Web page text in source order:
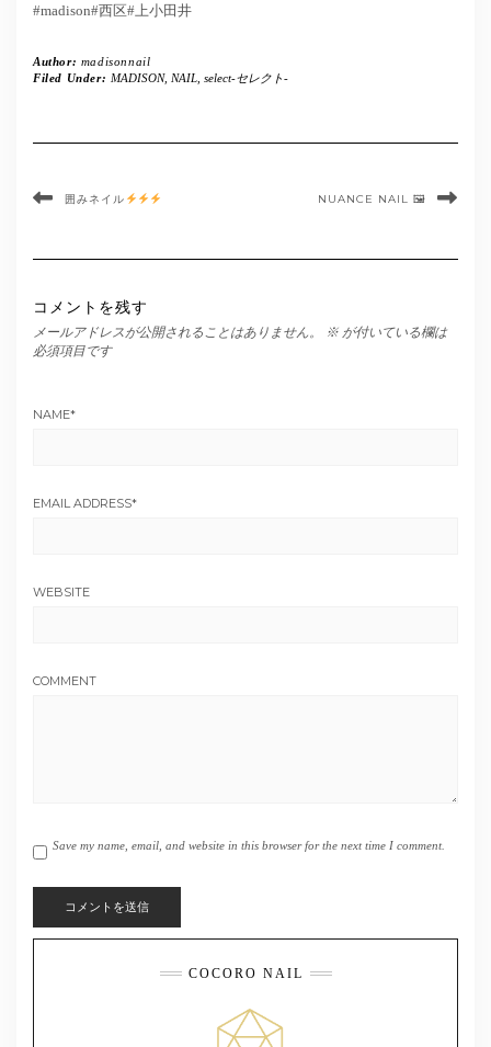
#madison#西区#上小田井
Author: madisonnail
Filed Under: MADISON, NAIL, select-セレクト-
囲みネイル NUANCE NAIL 🖼
コメントを残す
メールアドレスが公開されることはありません。 ※ が付いている欄は
必須項目です
NAME*
EMAIL ADDRESS*
WEBSITE
COMMENT
Save my name, email, and website in this browser for the next time I comment.
COCORO NAIL